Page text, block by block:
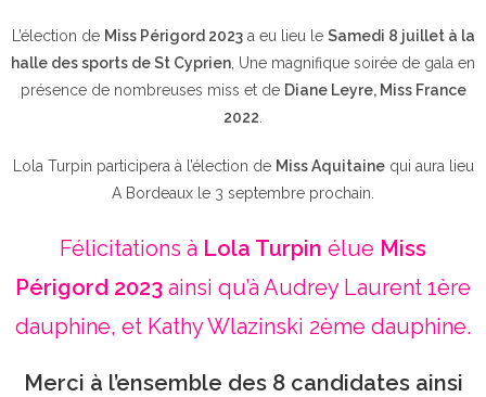
L’élection de Miss Périgord 2023a eu lieu le Samedi 8 juillet à la
halle des sports de St Cyprien , Une magnifique soirée de gala en
présence de nombreuses miss et de Diane Leyre, Miss France
2022
Lola Turpin participera à l’élection de Miss Aquitainequi aura lieu
A Bordeaux le 3 septembre prochain.
Félicitations à Lola Turpin élue Miss
Périgord 2023 ainsi qu’à Audrey Laurent 1ère
dauphine, et Kathy Wlazinski 2ème dauphine.
Merci à l’ensemble des 8 candidates ainsi